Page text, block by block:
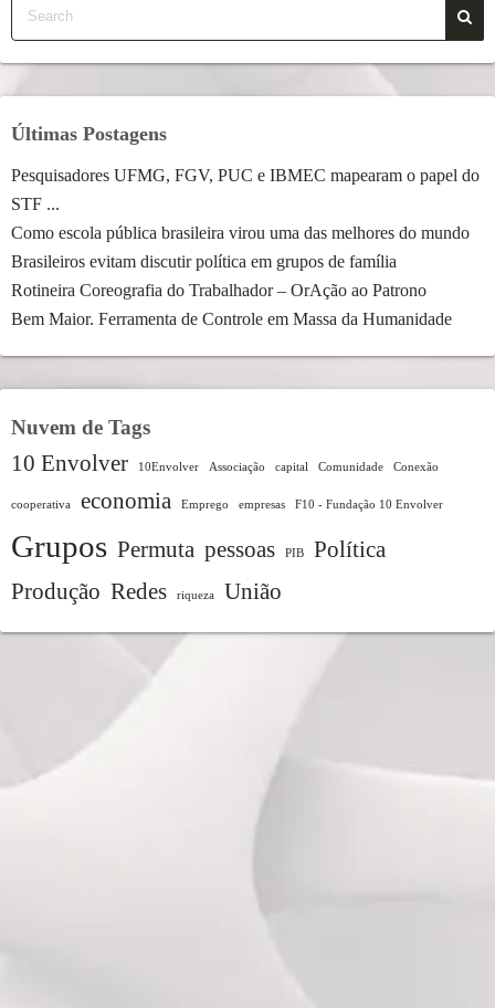
Últimas Postagens
Pesquisadores UFMG, FGV, PUC e IBMEC mapearam o papel do
STF ...
Como escola pública brasileira virou uma das melhores do mundo
Brasileiros evitam discutir política em grupos de família
Rotineira Coreografia do Trabalhador – OrAção ao Patrono
Bem Maior. Ferramenta de Controle em Massa da Humanidade
Nuvem de Tags
10 Envolver 10Envolver Associação capital Comunidade Conexão
cooperativa economia Emprego empresas F10 - Fundação 10 Envolver
Grupos Permuta pessoas PIB
Política
Produção Redes riqueza União